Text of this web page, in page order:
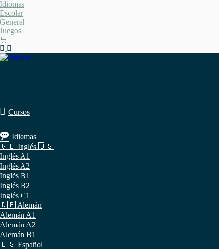
Saltar
al
contenido
Idiomas
Escolar
General
Juegos
🛒
Cursos
Idiomas
🇬🇧 Inglés 🇺🇸
Inglés A1
Inglés A2
Inglés B1
Inglés B2
Inglés C1
🇩🇪 Alemán
Alemán A1
Alemán A2
Alemán B1
🇪🇸 Español